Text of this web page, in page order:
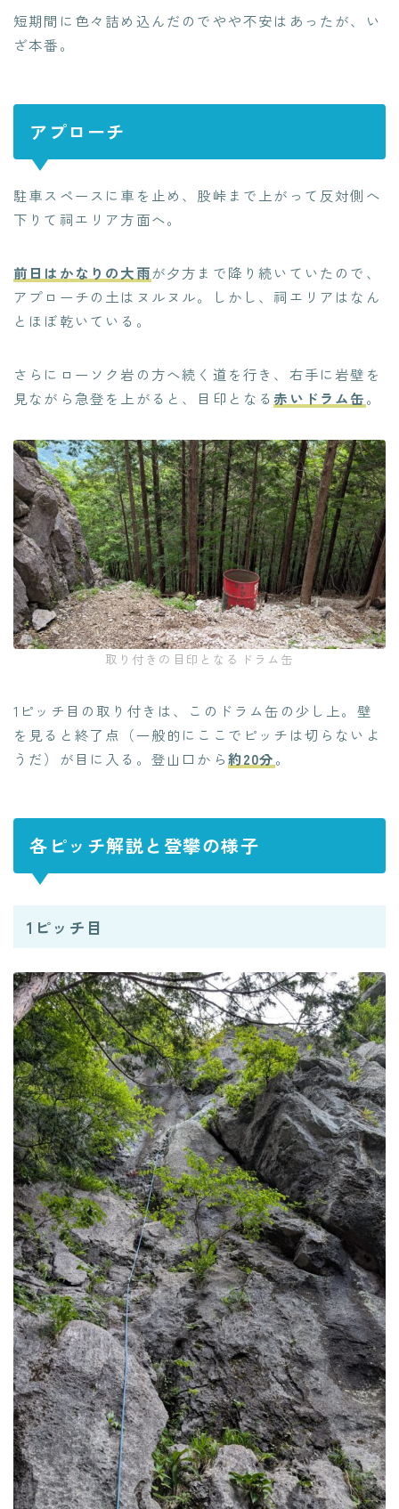
短期間に色々詰め込んだのでやや不安はあったが、い
ざ本番。
アプローチ
駐車スペースに車を止め、股峠まで上がって反対側へ
下りて祠エリア方面へ。
前日はかなりの大雨が夕方まで降り続いていたので、
アプローチの土はヌルヌル。しかし、祠エリアはなん
とほぼ乾いている。
さらにローソク岩の方へ続く道を行き、右手に岩壁を
見ながら急登を上がると、目印となる赤いドラム缶。
取り付きの目印となるドラム缶
1ピッチ目の取り付きは、このドラム缶の少し上。壁
を見ると終了点（一般的にここでピッチは切らないよ
うだ）が目に入る。登山口から約20分。
各ピッチ解説と登攀の様子
1ピッチ目